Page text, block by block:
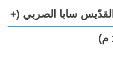
القدّيس سابا الصربي (+